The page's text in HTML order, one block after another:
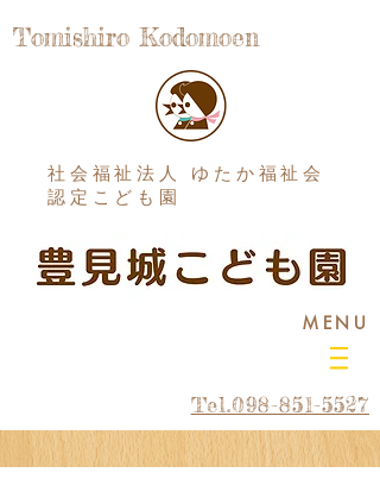
Tomishiro Kodomoen
社会福祉法人 ゆたか福祉会
認定こども園
MENU
Tel.098-851-5527